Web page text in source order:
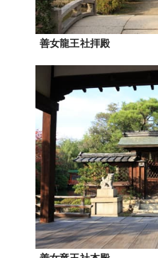
善女龍王社拝殿